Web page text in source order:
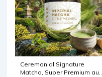
Ceremonial Signature
Matcha, Super Premium aus